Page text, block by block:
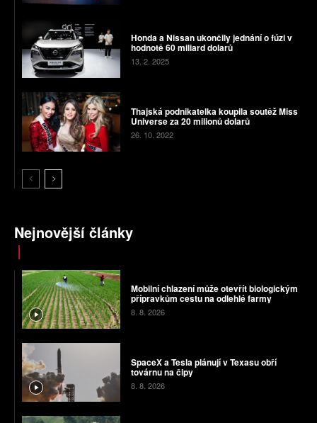
Honda a Nissan ukončily jednání o fúzi v
hodnotě 60 miliard dolarů
13. 2. 2025
Thajská podnikatelka koupila soutěž Miss
Universe za 20 milionů dolarů
26. 10. 2022
Nejnovější články
Mobilní chlazení může otevřít biologickým
přípravkům cestu na odlehlé farmy
8. 8. 2026
SpaceX a Tesla plánují v Texasu obří
továrnu na čipy
8. 8. 2026